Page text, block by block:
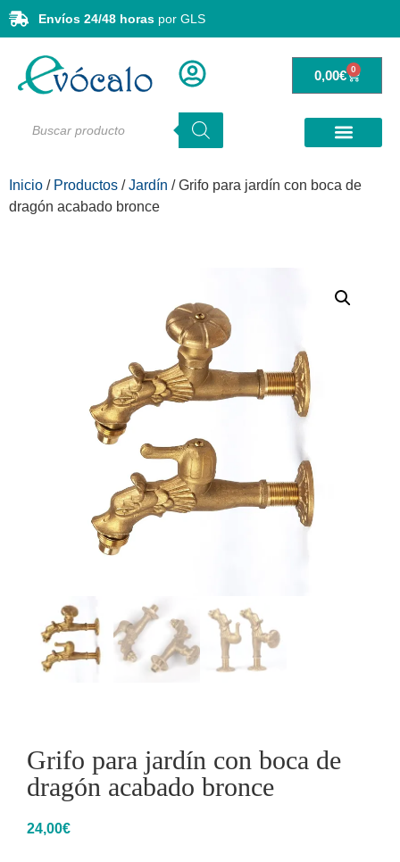
Envíos 24/48 horaspor GLS
0,00€ 0
Inicio / Productos /Jardín / Grifo para jardín con boca de
dragón acabado bronce
Grifo para jardín con boca de
dragón acabado bronce
24,00€